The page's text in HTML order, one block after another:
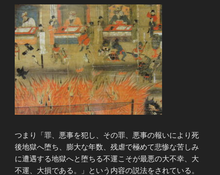
つまり「罪、悪事を犯し、その罪、悪事の報いにより死
後地獄へ堕ち、膨大な年数、残虐で極めて悲惨な苦しみ
に遭遇する地獄へと堕ちる不運こそが最悪の大不幸、大
不運、大損である。」という内容の説法をされている。